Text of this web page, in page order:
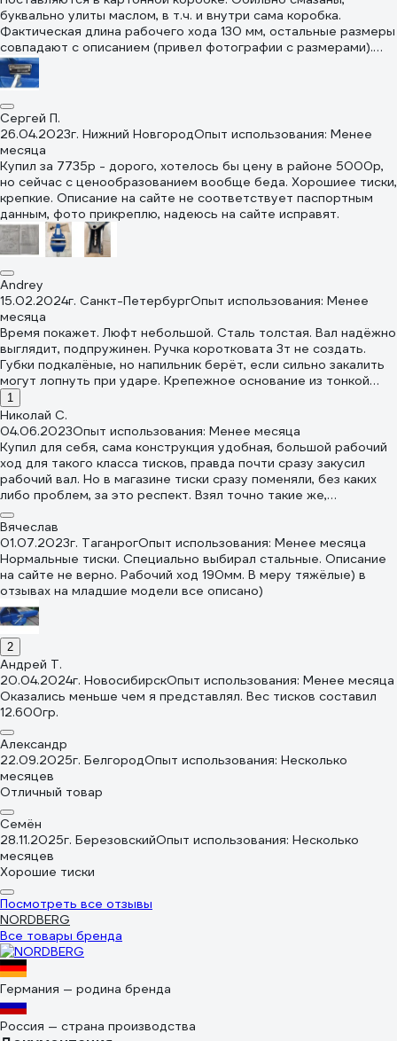
использования. В целом, тиски нормальные, с советскими
литыми тисками конечно никогда не сравнятся. Данные тиски
идут в коробке с паспортом, полностью промасленные, что
даже при вытаскивании их с коробки все руки в масле.
Единственное не понравились сварные соединения, но
переусердствовать.
буквально улиты маслом, в т.ч. и внутри сама коробка.
Фактическая длина рабочего хода 130 мм, остальные размеры
совпадают с описанием (привел фотографии с размерами).
Порадовал диаметр винта - 20 мм. Губки прилегают ровно
друг к другу. К тискам прилагается паспорт, если интересно,
общем, добротные тиски, массивные, сделаны на совесть.
Сборка супер, но дорогие (я покупал за 9300)
Сергей П.
26.04.2023г. Нижний НовгородОпыт использования: Менее
месяца
Купил за 7735р - дорого, хотелось бы цену в районе 5000р,
но сейчас с ценообразованием вообще беда. Хорошиее тиски,
крепкие. Описание на сайте не соответствует паспортным
данным, фото прикреплю, надеюсь на сайте исправят.
Andrey
15.02.2024г. Санкт-ПетербургОпыт использования: Менее
месяца
Время покажет. Люфт небольшой. Сталь толстая. Вал надёжно
выглядит, подпружинен. Ручка коротковата 3т не создать.
Губки подкалёные, но напильник берёт, если сильно закалить
могут лопнуть при ударе. Крепежное основание из тонкой
сали 4-5 мм.
1
Николай С.
04.06.2023Опыт использования: Менее месяца
Купил для себя, сама конструкция удобная, большой рабочий
ход для такого класса тисков, правда почти сразу закусил
рабочий вал. Но в магазине тиски сразу поменяли, без каких
либо проблем, за это респект. Взял точно такие же,
повторюсь удобство понравилось и сделаны нормально.
Может в ниж нет заявленных 3 тонны усилия, но руками такое
усилие не создать. В целом нормально.
Вячеслав
01.07.2023г. ТаганрогОпыт использования: Менее месяца
Нормальные тиски. Специально выбирал стальные. Описание
на сайте не верно. Рабочий ход 190мм. В меру тяжёлые) в
отзывах на младшие модели все описано)
2
Андрей Т.
20.04.2024г. НовосибирскОпыт использования: Менее месяца
Оказались меньше чем я представлял. Вес тисков составил
12.600гр.
Александр
22.09.2025г. БелгородОпыт использования: Несколько
месяцев
Отличный товар
Семён
28.11.2025г. БерезовскийОпыт использования: Несколько
месяцев
Хорошие тиски
Посмотреть все отзывы
NORDBERG
Все товары бренда
Германия — родина бренда
Россия — страна производства